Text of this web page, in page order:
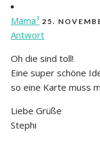
Mama³ 25.
Antwort
Oh die sind toll!
Eine super schöne
so eine Karte muss
Liebe Grüße
Stephi